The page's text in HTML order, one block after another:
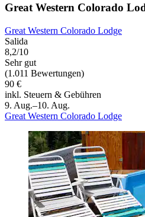
Great Western Colorado
Great Western Colorado Lodge
Salida
8,2/10
Sehr gut
(1.011 Bewertungen)
90 €
inkl. Steuern & Gebühren
9. Aug.–10. Aug.
Great Western Colorado Lodge